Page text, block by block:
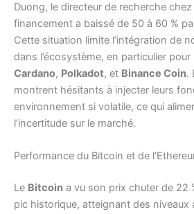
Duong, le directeur de recherche
financement a baissé de 50 à 60 %
Cette situation limite l’intégration de
dans l’écosystème, en particulier
Cardano, Polkadot, et Binance Coin.
montrent hésitants à injecter leurs
environnement si volatile, ce qui
l’incertitude sur le marché.
Performance du Bitcoin et de
Le Bitcoin a vu son prix chuter de 22
pic historique, atteignant des niveaux